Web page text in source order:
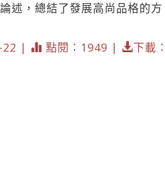
述，總結了發展高尚品格的方
22 | 點閱：1949 | 下載：